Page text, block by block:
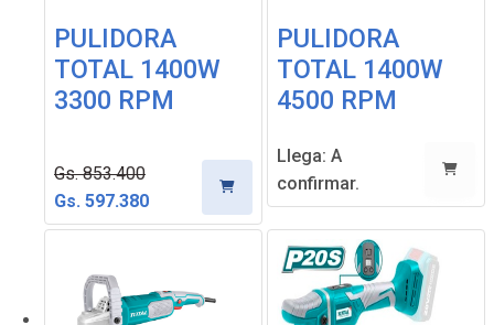
PULIDORA
TOTAL 1400W
3300 RPM
Gs. 853.400
Gs. 597.380
PULIDORA
TOTAL 1400W
4500 RPM
Llega: A
confirmar.